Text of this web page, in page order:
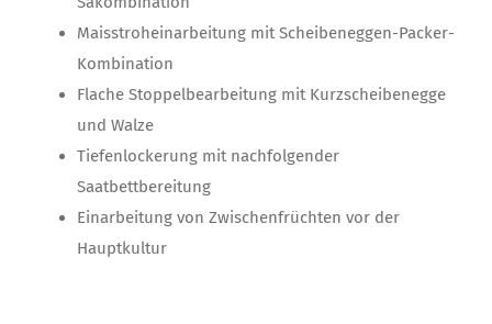
Maisstroheinarbeitung mit Scheibeneggen-Packer-
Kombination
Flache Stoppelbearbeitung mit Kurzscheibenegge
und Walze
Tiefenlockerung mit nachfolgender
Saatbettbereitung
Einarbeitung von Zwischenfrüchten vor der
Hauptkultur